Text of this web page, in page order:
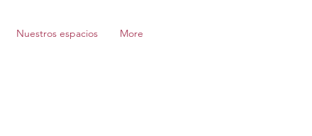
Nuestros espacios More